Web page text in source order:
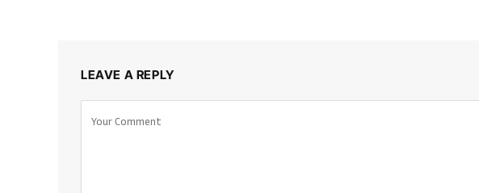
LEAVE A REPLY